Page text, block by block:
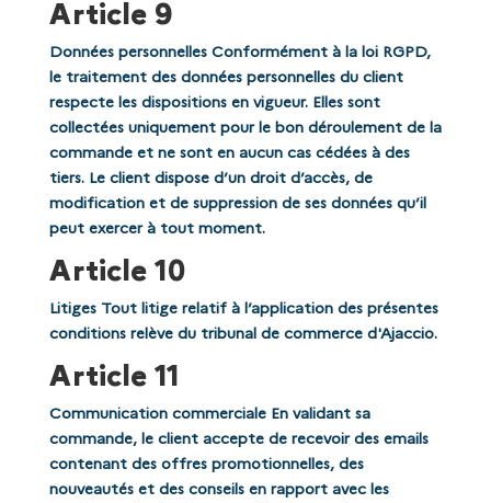
Article 9
Données personnelles Conformément à la loi RGPD,
le traitement des données personnelles du client
respecte les dispositions en vigueur. Elles sont
collectées uniquement pour le bon déroulement de la
commande et ne sont en aucun cas cédées à des
tiers. Le client dispose d’un droit d’accès, de
modification et de suppression de ses données qu’il
peut exercer à tout moment.
Article 10
Litiges Tout litige relatif à l’application des présentes
conditions relève du tribunal de commerce d'Ajaccio.
Article 11
Communication commerciale En validant sa
commande, le client accepte de recevoir des emails
contenant des offres promotionnelles, des
nouveautés et des conseils en rapport avec les